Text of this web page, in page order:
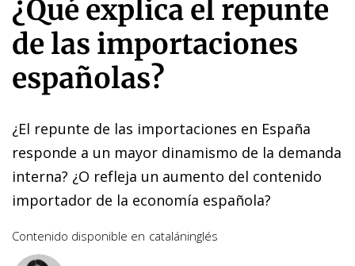
¿Qué explica el repunte
de las importaciones
españolas?
¿El repunte de las importaciones en España
responde a un mayor dinamismo de la demanda
interna? ¿O refleja un aumento del contenido
importador de la economía española?
Contenido disponible en cataláninglés